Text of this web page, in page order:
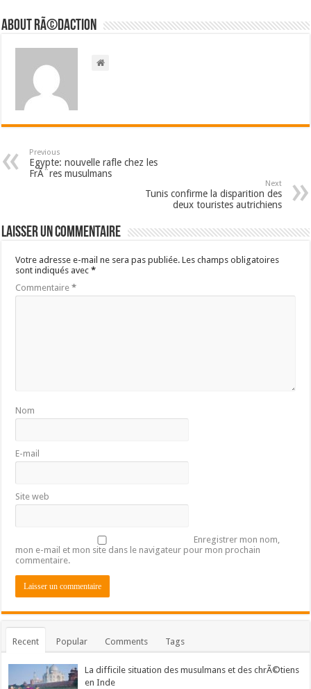
About RÃ©daction
Previous
Egypte: nouvelle rafle chez les
FrÃ¨res musulmans
Next
Tunis confirme la disparition des
deux touristes autrichiens
Laisser un commentaire
Votre adresse e-mail ne sera pas publiée. Les champs obligatoires
sont indiqués avec*
Commentaire*
Nom
E-mail
Site web
Enregistrer mon nom,
mon e-mail et mon site dans le navigateur pour mon prochain
commentaire.
Recent Popular Comments Tags
La difficile situation des musulmans et des chrÃ©tiens
en Inde